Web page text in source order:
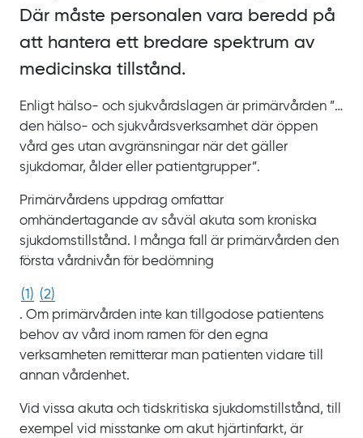
Där måste personalen vara beredd på
att hantera ett bredare spektrum av
medicinska tillstånd.
Enligt hälso- och sjukvårdslagen är primärvården ”…
den hälso- och sjukvårdsverksamhet där öppen
vård ges utan avgränsningar när det gäller
sjukdomar, ålder eller patientgrupper”.
Primärvårdens uppdrag omfattar
omhändertagande av såväl akuta som kroniska
sjukdomstillstånd. I många fall är primärvården den
första vårdnivån för bedömning
(1) (2)
. Om primärvården inte kan tillgodose patientens
behov av vård inom ramen för den egna
verksamheten remitterar man patienten vidare till
annan vårdenhet.
Vid vissa akuta och tidskritiska sjukdomstillstånd, till
exempel vid misstanke om akut hjärtinfarkt, är